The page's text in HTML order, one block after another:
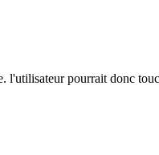
pourrait donc